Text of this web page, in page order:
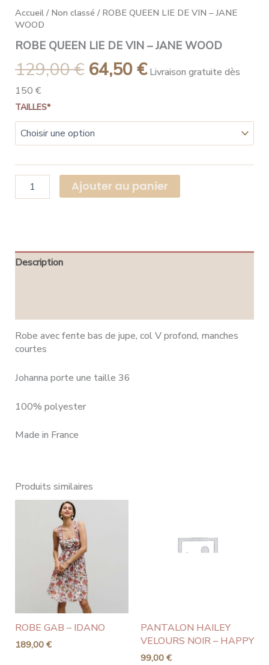
Accueil / Non classé / ROBE QUEEN LIE DE VIN – JANE
WOOD
ROBE QUEEN LIE DE VIN – JANE WOOD
129,00€ 64,50€ Livraison gratuite dès
150 €
TAILLES*
Ajouter au panier
Description
Robe avec fente bas de jupe, col V profond, manches
courtes
Johanna porte une taille 36
100% polyester
Made in France
Produits similaires
ROBE GAB – IDANO
189,00 €
PANTALON HAILEY
VELOURS NOIR – HAPPY
99,00 €